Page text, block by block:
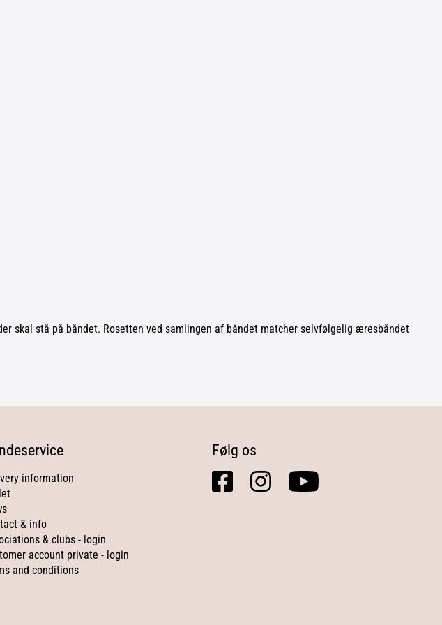
skal stå på båndet. Rosetten ved samlingen af båndet matcher selvfølgelig æresbåndet
information
& info
& clubs - login
account private - login
and conditions
Følg os
facebook
square
instagram youtube